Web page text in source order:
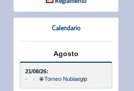
Calendario
Agosto
21/08/26:
· · 🌐 Torneo Nubiaegip